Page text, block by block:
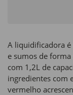
A liquidificadora
e sumos de
com 1,2L de
ingredientes com
vermelho